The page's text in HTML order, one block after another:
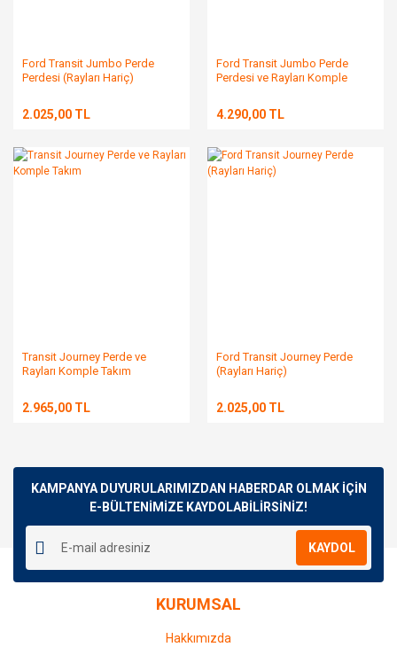
Ford Transit Jumbo Perde
Perdesi (Rayları Hariç)
2.025,00 TL
Ford Transit Jumbo Perde
Perdesi ve Rayları Komple
4.290,00 TL
Transit Journey Perde ve
Rayları Komple Takım
2.965,00 TL
Ford Transit Journey Perde
(Rayları Hariç)
2.025,00 TL
KAMPANYA DUYURULARIMIZDAN HABERDAR OLMAK İÇİN
E-BÜLTENİMİZE KAYDOLABİLİRSİNİZ!
KAYDOL
KURUMSAL
Hakkımızda